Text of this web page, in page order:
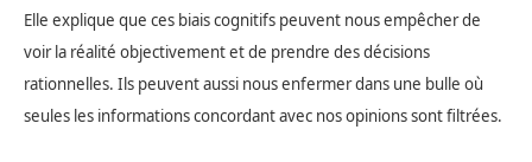
Elle explique que ces biais cognitifs peuvent nous empêcher de
voir la réalité objectivement et de prendre des décisions
rationnelles. Ils peuvent aussi nous enfermer dans une bulle où
seules les informations concordant avec nos opinions sont filtrées.